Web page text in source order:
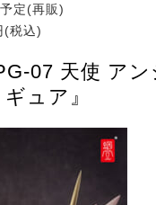
定(再販)
(税込)
07 天使 ア
ュア』